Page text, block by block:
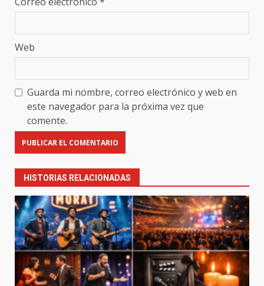
Web
Guarda mi nombre, correo electrónico y web en
este navegador para la próxima vez que
comente.
HISTORIAS RELACIONADAS